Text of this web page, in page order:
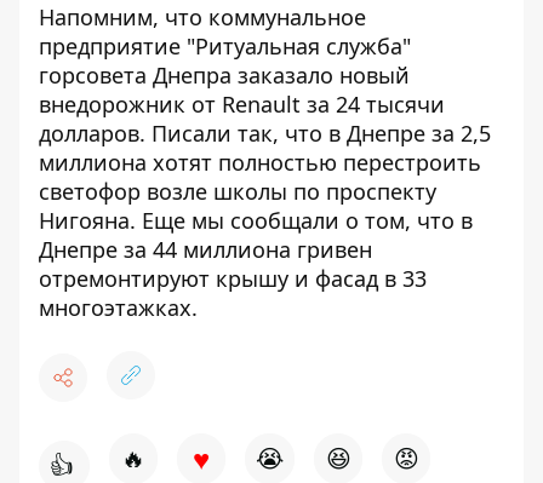
Напомним, что коммунальное
предприятие "Ритуальная служба"
горсовета Днепра заказало новый
внедорожник от Renault за 24 тысячи
долларов. Писали так, что в Днепре за 2,5
миллиона хотят полностью перестроить
светофор возле школы по проспекту
Нигояна. Еще мы сообщали о том, что в
Днепре за 44 миллиона гривен
отремонтируют крышу и фасад в 33
многоэтажках.
👍 🔥 ♥ 😭 😆 😡